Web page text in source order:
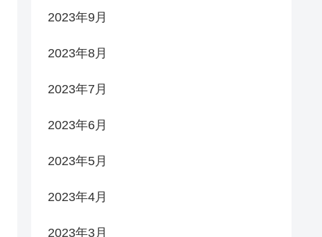
2023年9月
2023年8月
2023年7月
2023年6月
2023年5月
2023年4月
2023年3月